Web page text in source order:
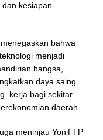
kesiapan
bahwa
menjadi
bangsa,
daya saing
kerja bagi sekitar
daerah.
meninjau Yonif TP